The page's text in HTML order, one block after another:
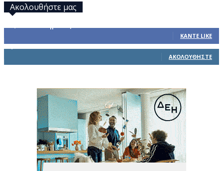
Ακολουθήστε μας
ΚΆΝΤΕ LIKE
ΑΚΟΛΟΥΘΉΣΤΕ